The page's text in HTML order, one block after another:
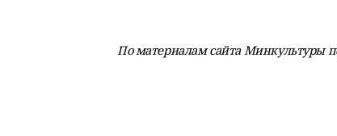
По материалам сайта Минкультуры